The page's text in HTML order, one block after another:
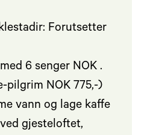
Forutsetter
6 senger NOK .
pilgrim NOK 775,-)
vann og lage kaffe
gjesteloftet,